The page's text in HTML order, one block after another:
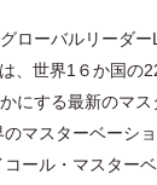
ローバルリーダ
、世界1６か国の
にする最新のマ
マスターベーシ
ール・マスター